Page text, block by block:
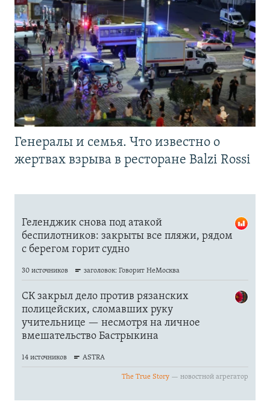
Генералы и семья. Что известно о
жертвах взрыва в ресторане Balzi Rossi